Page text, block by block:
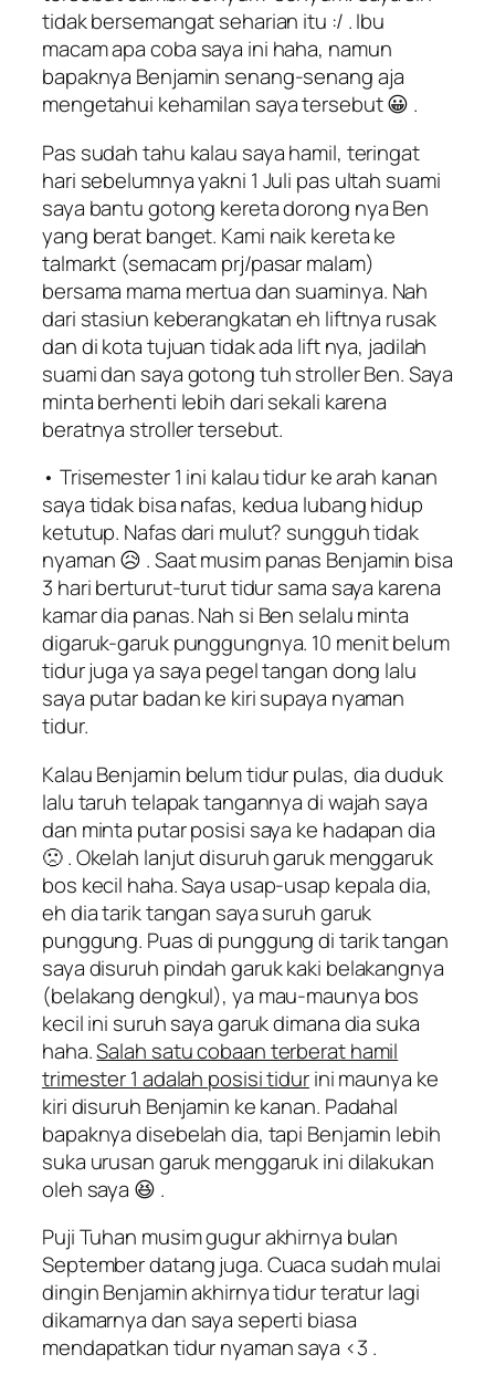
tidak bersemangat seharian itu :/ . Ibu
macam apa coba saya ini haha, namun
bapaknya Benjamin senang-senang aja
mengetahui kehamilan saya tersebut 😀 .
Pas sudah tahu kalau saya hamil, teringat
hari sebelumnya yakni 1 Juli pas ultah suami
saya bantu gotong kereta dorong nya Ben
yang berat banget. Kami naik kereta ke
talmarkt (semacam prj/pasar malam)
bersama mama mertua dan suaminya. Nah
dari stasiun keberangkatan eh liftnya rusak
dan di kota tujuan tidak ada lift nya, jadilah
suami dan saya gotong tuh stroller Ben. Saya
minta berhenti lebih dari sekali karena
beratnya stroller tersebut.
• Trisemester 1 ini kalau tidur ke arah kanan
saya tidak bisa nafas, kedua lubang hidup
ketutup. Nafas dari mulut? sungguh tidak
nyaman 😥 . Saat musim panas Benjamin bisa
3 hari berturut-turut tidur sama saya karena
kamar dia panas. Nah si Ben selalu minta
digaruk-garuk punggungnya. 10 menit belum
tidur juga ya saya pegel tangan dong lalu
saya putar badan ke kiri supaya nyaman
tidur.
Kalau Benjamin belum tidur pulas, dia duduk
lalu taruh telapak tangannya di wajah saya
dan minta putar posisi saya ke hadapan dia
🙁 . Okelah lanjut disuruh garuk menggaruk
bos kecil haha. Saya usap-usap kepala dia,
eh dia tarik tangan saya suruh garuk
punggung. Puas di punggung di tarik tangan
saya disuruh pindah garuk kaki belakangnya
(belakang dengkul), ya mau-maunya bos
kecil ini suruh saya garuk dimana dia suka
haha.Salah satu cobaan terberat hamil
trimester 1 adalah posisi tidurini maunya ke
kiri disuruh Benjamin ke kanan. Padahal
bapaknya disebelah dia, tapi Benjamin lebih
suka urusan garuk menggaruk ini dilakukan
oleh saya 😆 .
Puji Tuhan musim gugur akhirnya bulan
September datang juga. Cuaca sudah mulai
dingin Benjamin akhirnya tidur teratur lagi
dikamarnya dan saya seperti biasa
mendapatkan tidur nyaman saya <3 .